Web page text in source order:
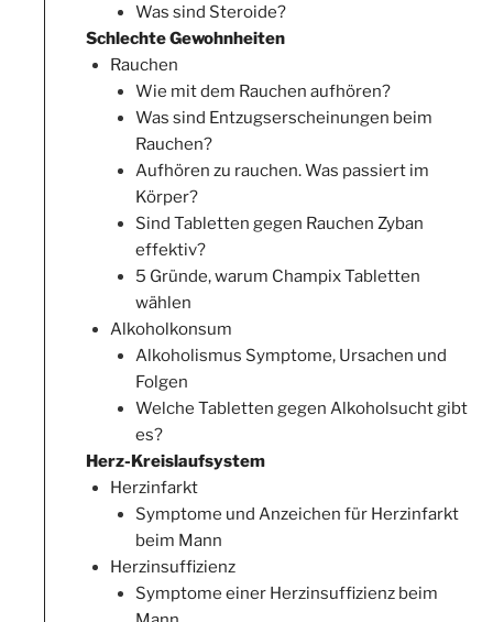
Was sind Steroide?
Schlechte Gewohnheiten
Rauchen
Wie mit dem Rauchen aufhören?
Was sind Entzugserscheinungen beim
Rauchen?
Aufhören zu rauchen. Was passiert im
Körper?
Sind Tabletten gegen Rauchen Zyban
effektiv?
5 Gründe, warum Champix Tabletten
wählen
Alkoholkonsum
Alkoholismus Symptome, Ursachen und
Folgen
Welche Tabletten gegen Alkoholsucht gibt
es?
Herz-Kreislaufsystem
Herzinfarkt
Symptome und Anzeichen für Herzinfarkt
beim Mann
Herzinsuffizienz
Symptome einer Herzinsuffizienz beim